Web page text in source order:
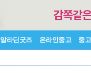
알라딘굿즈 온라인중고 중